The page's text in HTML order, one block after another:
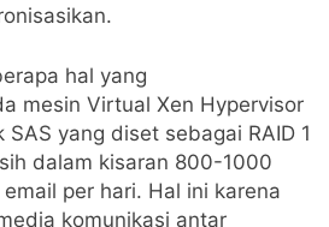
hal yang
mesin Virtual Xen Hypervisor
yang diset sebagai RAID 1
dalam kisaran 800-1000
per hari. Hal ini karena
komunikasi antar